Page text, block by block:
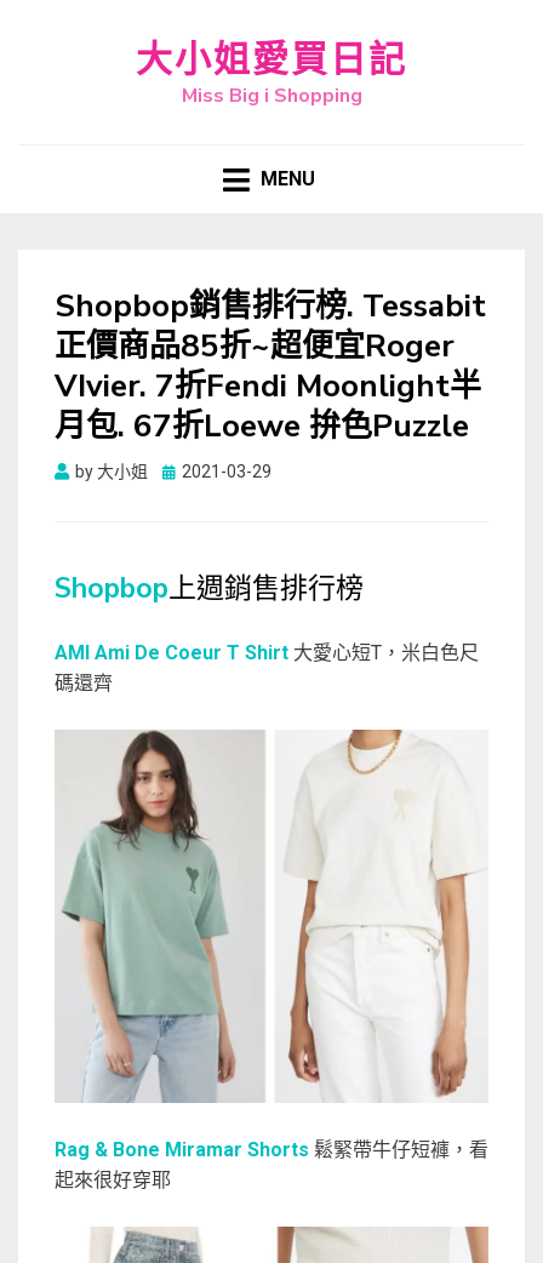
大小姐愛買日記
Miss Big i Shopping
MENU
Shopbop銷售排行榜. Tessabit
正價商品85折~超便宜Roger
VIvier. 7折Fendi Moonlight半
月包. 67折Loewe 拚色Puzzle
by大小姐
Posted
2021-03-29
Shopbop上週銷售排行榜
AMI Ami De Coeur T Shirt 大愛心短T，米白色尺
碼還齊
Rag & Bone Miramar Shorts 鬆緊帶牛仔短褲，看
起來很好穿耶